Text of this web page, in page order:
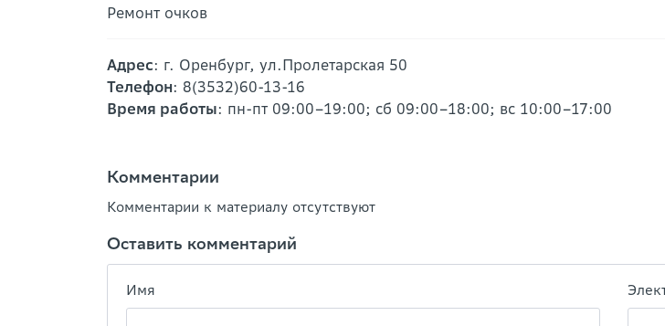
Ремонт очков
Адрес: г. Оренбург, ул.Пролетарская 50
Телефон: 8(3532)60-13-16
Время работы: пн-пт 09:00–19:00; сб 09:00–18:00; вс 10:00–17:00
Комментарии
Комментарии к материалу отсутствуют
Оставить комментарий
Имя